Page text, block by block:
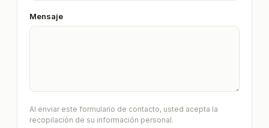
Mensaje
Al enviar este formulario de contacto, usted acepta la
recopilación de su información personal.